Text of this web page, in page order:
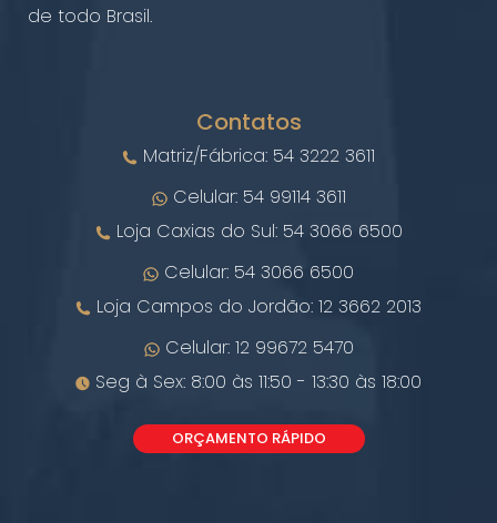
de todo Brasil.
Contatos
Matriz/Fábrica: 54 3222 3611
Celular: 54 99114 3611
Loja Caxias do Sul: 54 3066 6500
Celular: 54 3066 6500
Loja Campos do Jordão: 12 3662 2013
Celular: 12 99672 5470
Seg à Sex: 8:00 às 11:50 - 13:30 às 18:00
ORÇAMENTO RÁPIDO